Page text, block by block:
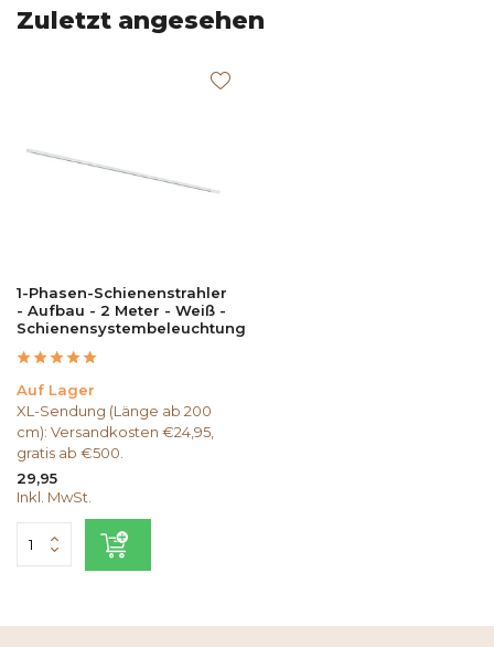
Zuletzt angesehen
1-Phasen-Schienenstrahler
- Aufbau - 2 Meter - Weiß -
Schienensystembeleuchtung
Auf Lager
XL-Sendung (Länge ab 200
cm): Versandkosten €24,95,
gratis ab €500.
29,95
Inkl. MwSt.